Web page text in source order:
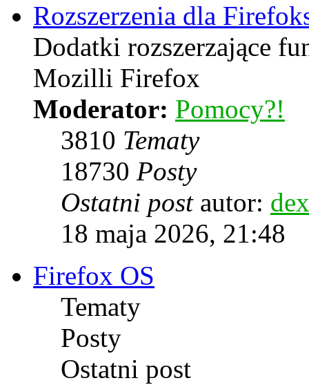
Rozszerzenia dla
Dodatki rozszerzające
Mozilli Firefox
Moderator: Pomocy?!
3810 Tematy
18730 Posty
Ostatni postautor:
18 maja 2026, 21:48
Firefox OS
Tematy
Posty
Ostatni post